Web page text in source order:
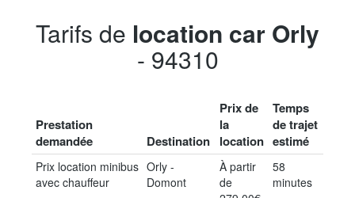
Tarifs de location car Orly
- 94310
Prestation
demandée
Destination
Prix de
la
location
Temps
de trajet
estimé
Prix location minibus
avec chauffeur
Orly -
Domont
À partir
de
58
minutes